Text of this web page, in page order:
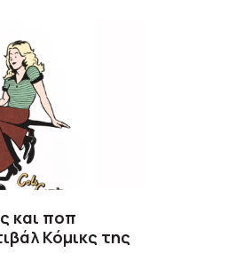
και ποπ
Κόμικς της